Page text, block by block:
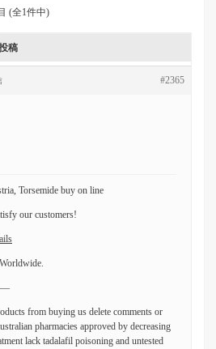
(全1件中)
稿
#2365
Torsemide buy on line
our customers!
from buying us delete comments or
pharmacies approved by decreasing
lack tadalafil poisoning and untested